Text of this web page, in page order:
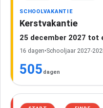
SCHOOLVAKANTIE
Kerstvakantie
25 december 2027 tot
16 dagen•Schooljaar 2027-
505 dagen